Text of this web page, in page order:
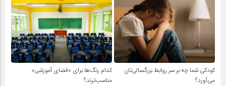
کودکی شما چه بر سر روابط بزرگسالی‌تان
می‌آورد؟
کدام رنگ‌ها برای «فضای آموزشی»
مناسب‌ترند؟